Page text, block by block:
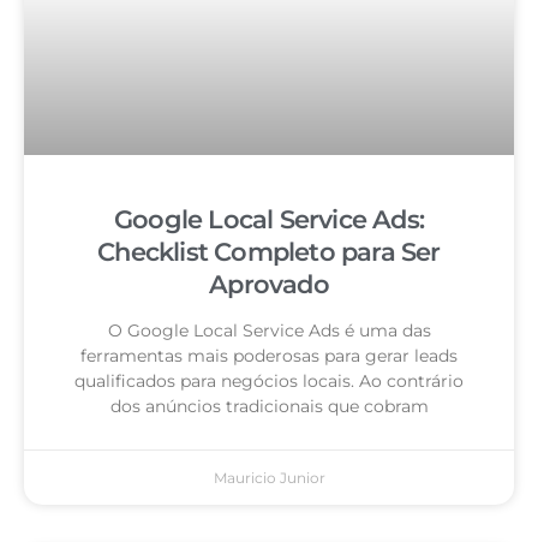
Google Local Service Ads:
Checklist Completo para Ser
Aprovado
O Google Local Service Ads é uma das
ferramentas mais poderosas para gerar leads
qualificados para negócios locais. Ao contrário
dos anúncios tradicionais que cobram
Mauricio Junior